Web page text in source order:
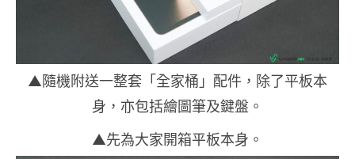
▲隨機附送一整套「全家桶」配件，除了平板本
身，亦包括繪圖筆及鍵盤。
▲先為大家開箱平板本身。